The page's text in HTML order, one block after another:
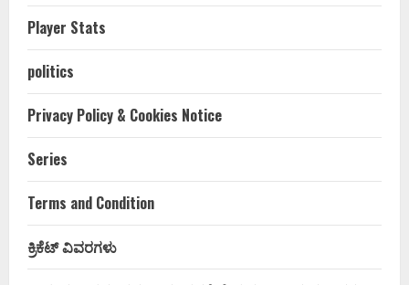
Player Stats
politics
Privacy Policy & Cookies Notice
Series
Terms and Condition
ಕ್ರಿಕೆಟ್ ವಿವರಗಳು